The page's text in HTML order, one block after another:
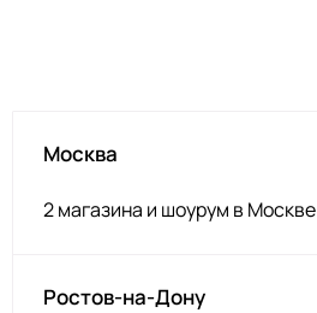
Москва
2 магазина и шоурум в Москве
Ростов-на-Дону